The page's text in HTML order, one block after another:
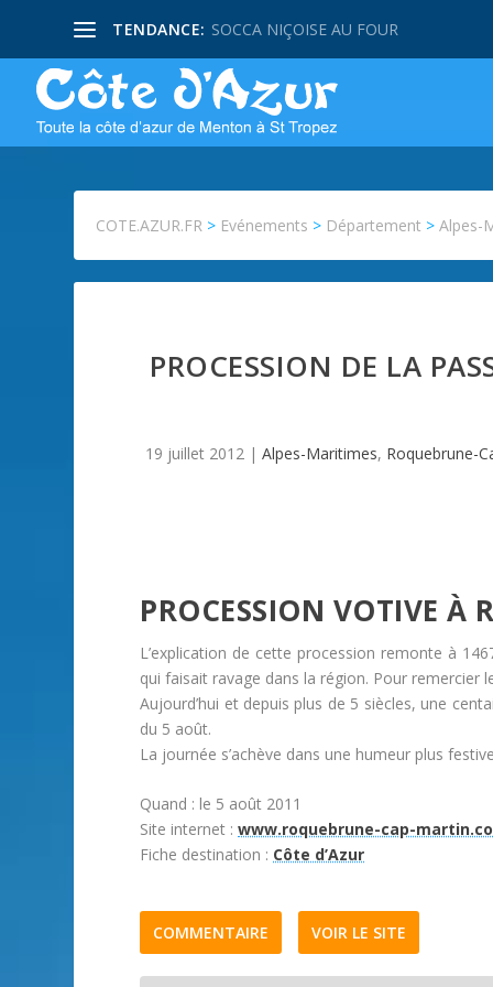
TENDANCE: SOCCA NIÇOISE AU FOUR
COTE.AZUR.FR > Evénements > Département >Alpes-
PROCESSION DE LA
19 juillet 2012 |Alpes-Maritimes, Roquebrune-
PROCESSION VOTIVE À
L’explication de cette procession remonte à
qui faisait ravage dans la région. Pour remercier
Aujourd’hui et depuis plus de 5 siècles, une
du 5 août.
La journée s’achève dans une humeur plus
Quand : le 5 août 2011
Site internet :www.roquebrune-cap-
Fiche destination : Côte d’Azur
COMMENTAIRE VOIR LE SITE